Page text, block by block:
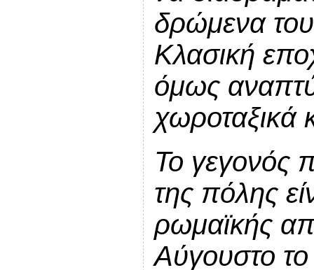
δρώμενα
Κλασική
όμως
χωροταξικά
Το γεγονός
της πόλης
ρωμαϊκής
Αύγουστο